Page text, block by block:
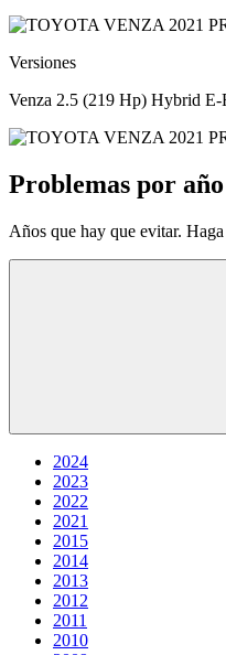
Versiones
Venza 2.5 (219 Hp) Hybrid
Problemas por año
Años que hay que evitar.
2024
2023
2022
2021
2015
2014
2013
2012
2011
2010